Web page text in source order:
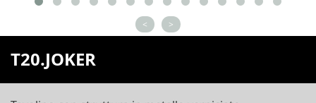
< >
T20.JOKER